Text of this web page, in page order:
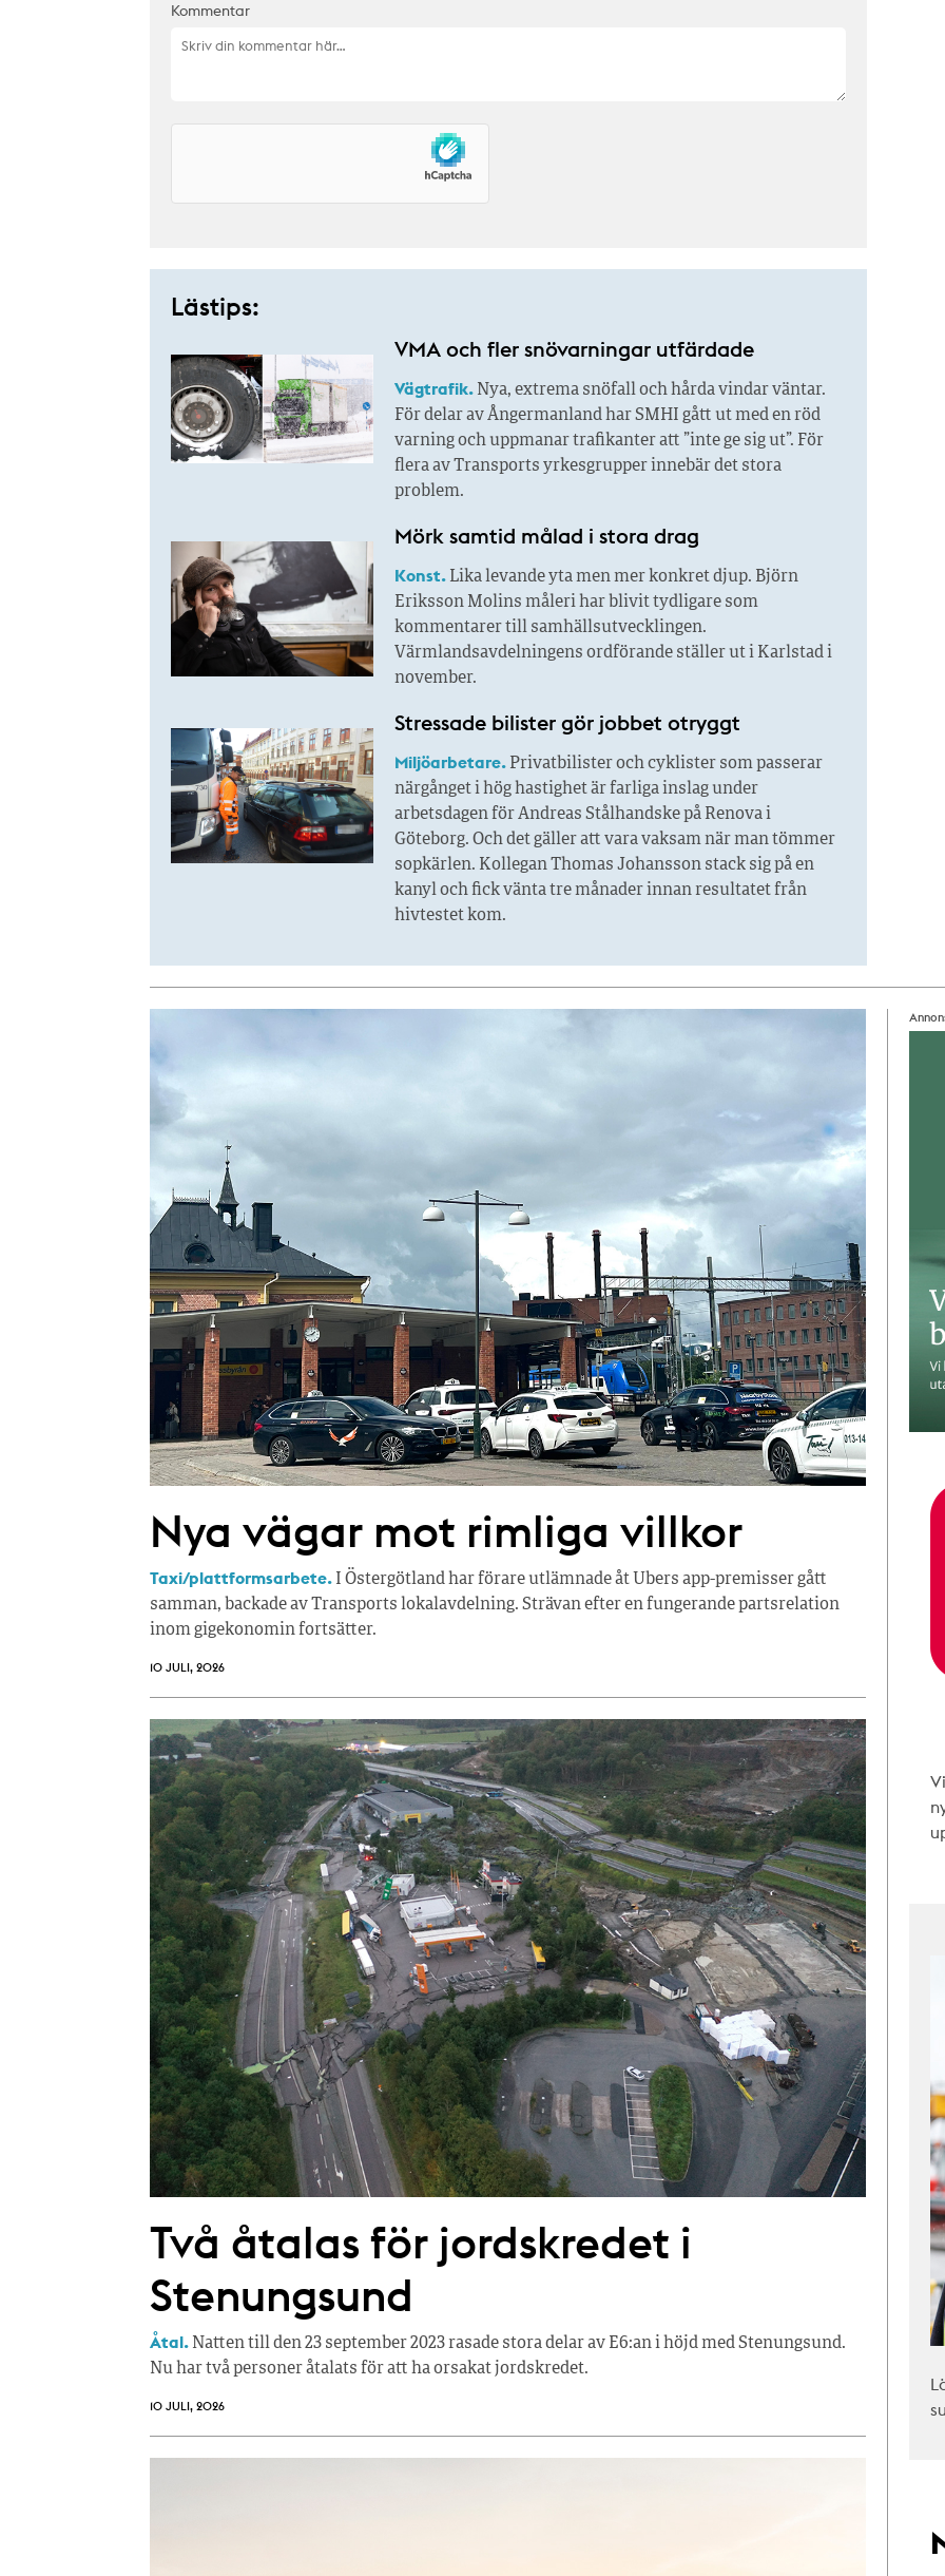
Kommentar
Lästips:
VMA och fler snövarningar utfärdade
Vägtrafik.Nya, extrema snöfall och hårda vindar väntar.
För delar av Ångermanland har SMHI gått ut med en röd
varning och uppmanar trafikanter att ”inte ge sig ut”. För
flera av Transports yrkesgrupper innebär det stora
problem.
Mörk samtid målad i stora drag
Konst.Lika levande yta men mer konkret djup. Björn
Eriksson Molins måleri har blivit tydligare som
kommentarer till samhällsutvecklingen.
Värmlandsavdelningens ordförande ställer ut i Karlstad i
november.
Stressade bilister gör jobbet otryggt
Miljöarbetare.Privatbilister och cyklister som passerar
närgånget i hög hastighet är farliga inslag under
arbetsdagen för Andreas Stålhandske på Renova i
Göteborg. Och det gäller att vara vaksam när man tömmer
sopkärlen. Kollegan Thomas Johansson stack sig på en
kanyl och fick vänta tre månader innan resultatet från
hivtestet kom.
Nya vägar mot rimliga villkor
Taxi/plattformsarbete. I Östergötland har förare utlämnade åt Ubers app-premisser gått
samman, backade av Transports lokalavdelning. Strävan efter en fungerande partsrelation
inom gigekonomin fortsätter.
10 JULI, 2026
Två åtalas för jordskredet i
Stenungsund
Åtal. Natten till den 23 september 2023 rasade stora delar av E6:an i höjd med Stenungsund.
Nu har två personer åtalats för att ha orsakat jordskredet.
10 JULI, 2026